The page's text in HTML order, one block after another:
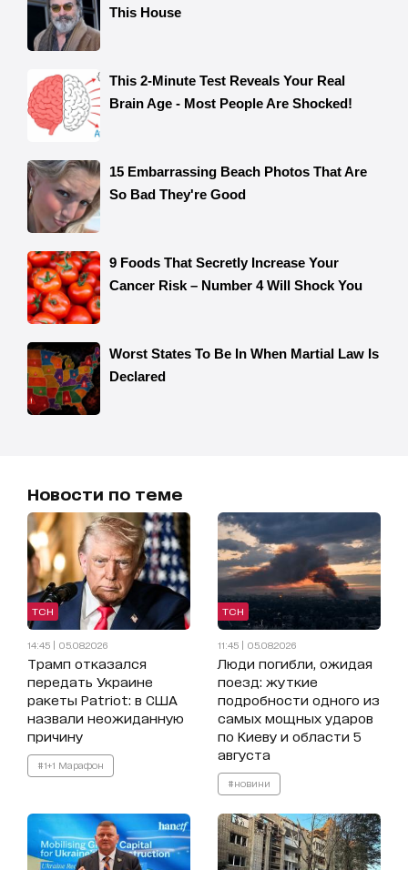
Новости по теме
ТСН
14:45 | 05.08.2026
Трамп отказался
передать Украине
ракеты Patriot: в США
назвали неожиданную
причину
#1+1 Марафон
ТСН
11:45 | 05.08.2026
Люди погибли, ожидая
поезд: жуткие
подробности одного из
самых мощных ударов
по Киеву и области 5
августа
#новини